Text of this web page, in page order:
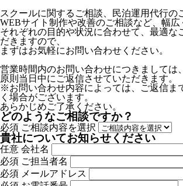
スクールに関するご相談、民泊運用代行の
WEBサイト制作や改善のご相談など、幅広
それぞれの目的や状況に合わせて、最適な
だきますので、
まずはお気軽にお問い合わせください。
営業時間内のお問い合わせにつきましては、
原則当日中にご返信させていただきます。
※お問い合わせ内容によっては、ご返信ま
く場合がございます。
あらかじめご了承ください。
どのようなご相談ですか？
必須 ご相談内容を選択
貴社についてお知らせください
任意 会社名
必須 ご担当者名
必須 メールアドレス